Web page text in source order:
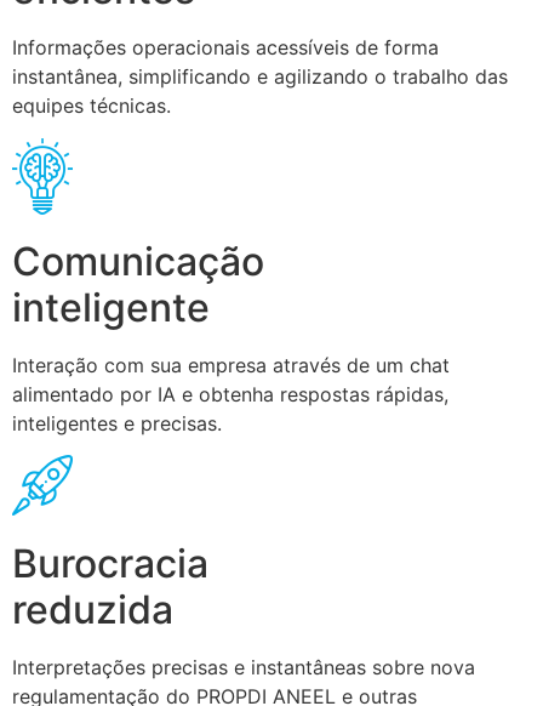
Informações operacionais acessíveis de forma
instantânea, simplificando e agilizando o trabalho das
equipes técnicas.
Comunicação
inteligente
Interação com sua empresa através de um chat
alimentado por IA e obtenha respostas rápidas,
inteligentes e precisas.
Burocracia
reduzida
Interpretações precisas e instantâneas sobre nova
regulamentação do PROPDI ANEEL e outras